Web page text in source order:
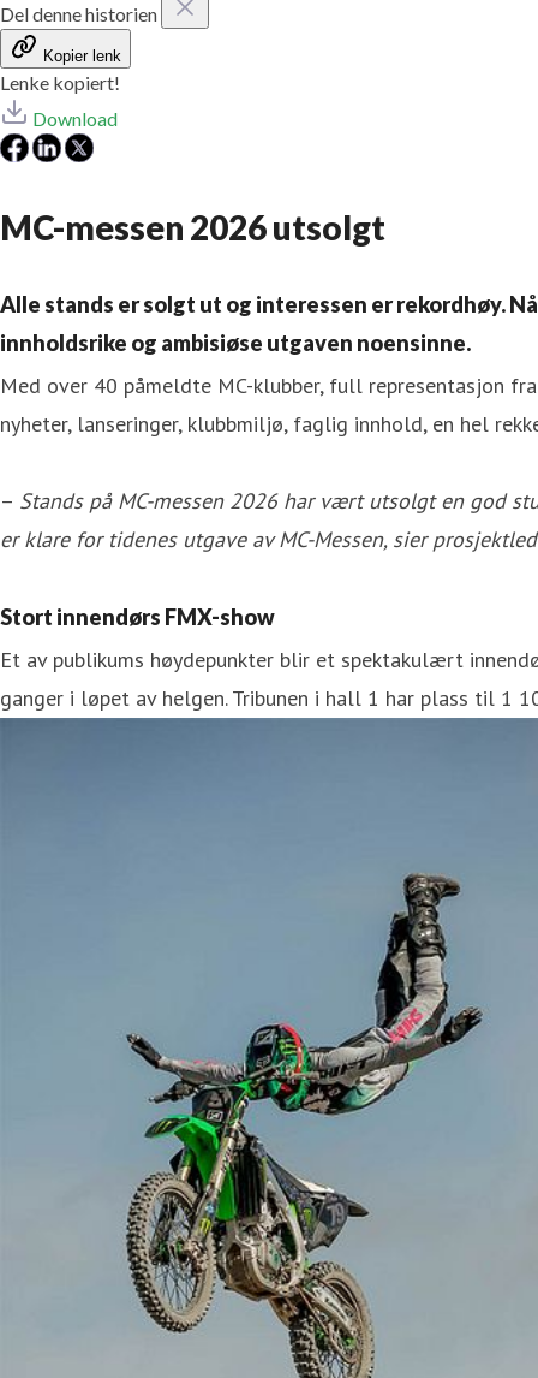
Del denne historien
Kopier lenk
Lenke kopiert!
Download
MC-messen 2026 utsolgt
Alle stands er solgt ut og interessen er rekordhøy.
innholdsrike og ambisiøse utgaven noensinne.
Med over 40 påmeldte MC-klubber, full representasjon
nyheter, lanseringer, klubbmiljø, faglig innhold, en hel
– Stands på MC-messen 2026 har vært utsolgt en god
er klare for tidenes utgave av MC-Messen, sier
Stort innendørs FMX-show
Et av publikums høydepunkter blir et spektakulært
ganger i løpet av helgen. Tribunen i hall 1 har plass til